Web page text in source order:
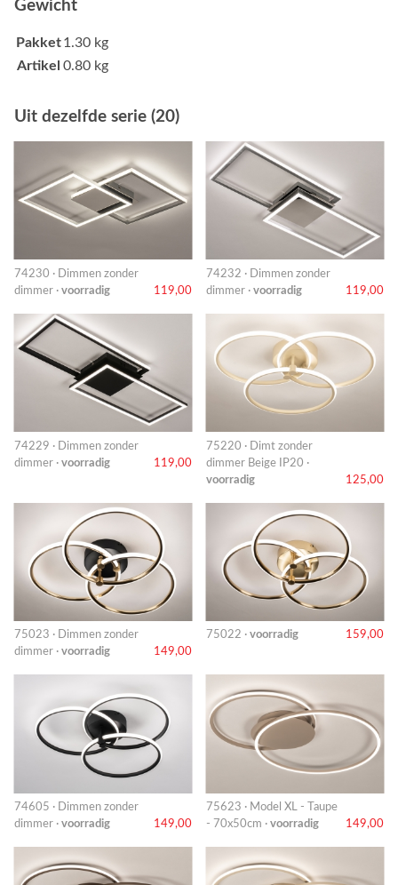
Gewicht
Pakket1.30 kg
Artikel 0.80 kg
Uit dezelfde serie (20)
74230 · Dimmen zonder
dimmer · voorradig 119,00
74232 · Dimmen zonder
dimmer · voorradig 119,00
74229 · Dimmen zonder
dimmer · voorradig 119,00
75220 · Dimt zonder
dimmer Beige IP20 ·
voorradig
125,00
75023 · Dimmen zonder
dimmer · voorradig 149,00
75022 · voorradig 159,00
74605 · Dimmen zonder
dimmer · voorradig 149,00
75623 · Model XL - Taupe
- 70x50cm · voorradig 149,00